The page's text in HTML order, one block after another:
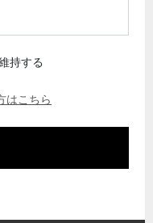
持する
はこちら